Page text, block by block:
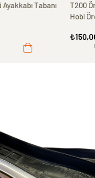
Tabanı
T200 Örgü
Hobi Örgü
₺150,00